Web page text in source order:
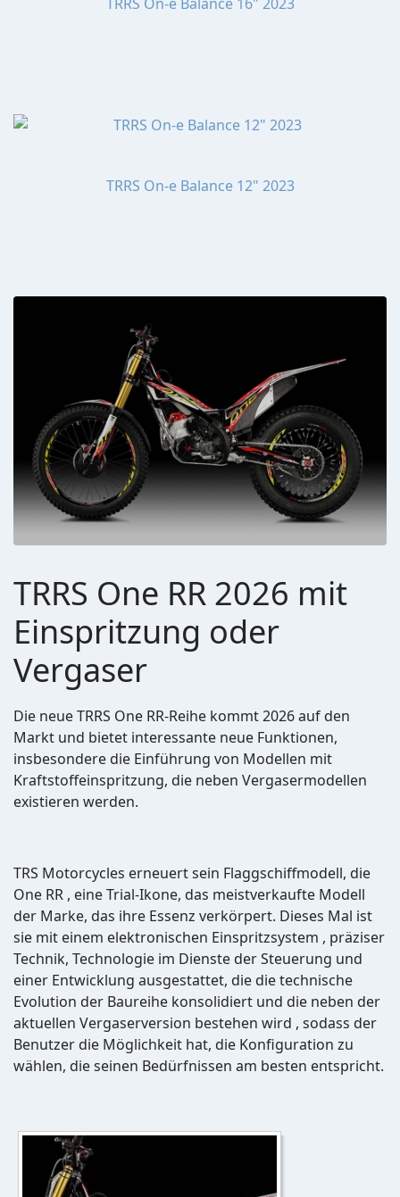
TRRS On-e Balance 12" 2023
TRRS One RR 2026 mit
Einspritzung oder
Vergaser
Die neue TRRS One RR-Reihe kommt 2026 auf den
Markt und bietet interessante neue Funktionen,
insbesondere die Einführung von Modellen mit
Kraftstoffeinspritzung, die neben Vergasermodellen
existieren werden.
TRS Motorcycles erneuert sein Flaggschiffmodell, die
One RR , eine Trial-Ikone, das meistverkaufte Modell
der Marke, das ihre Essenz verkörpert. Dieses Mal ist
sie mit einem elektronischen Einspritzsystem , präziser
Technik, Technologie im Dienste der Steuerung und
einer Entwicklung ausgestattet, die die technische
Evolution der Baureihe konsolidiert und die neben der
aktuellen Vergaserversion bestehen wird , sodass der
Benutzer die Möglichkeit hat, die Konfiguration zu
wählen, die seinen Bedürfnissen am besten entspricht.